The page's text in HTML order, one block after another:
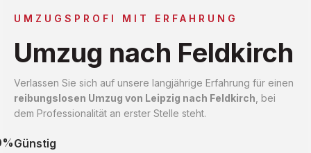
UMZUGSPROFI MIT ERFAHRUNG
Umzug nach Feldkirch
Verlassen Sie sich auf unsere langjährige Erfahrung für einen
reibungslosen Umzug von Leipzig nach Feldkirch , bei
dem Professionalität an erster Stelle steht.
Günstig